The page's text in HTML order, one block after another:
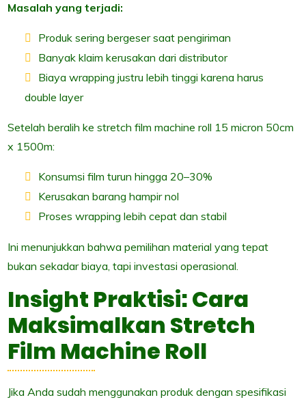
Masalah yang terjadi:
Produk sering bergeser saat pengiriman
Banyak klaim kerusakan dari distributor
Biaya wrapping justru lebih tinggi karena harus
double layer
Setelah beralih ke stretch film machine roll 15 micron 50cm
x 1500m:
Konsumsi film turun hingga 20–30%
Kerusakan barang hampir nol
Proses wrapping lebih cepat dan stabil
Ini menunjukkan bahwa pemilihan material yang tepat
bukan sekadar biaya, tapi investasi operasional.
Insight Praktisi: Cara
Maksimalkan Stretch
Film Machine Roll
Jika Anda sudah menggunakan produk dengan spesifikasi